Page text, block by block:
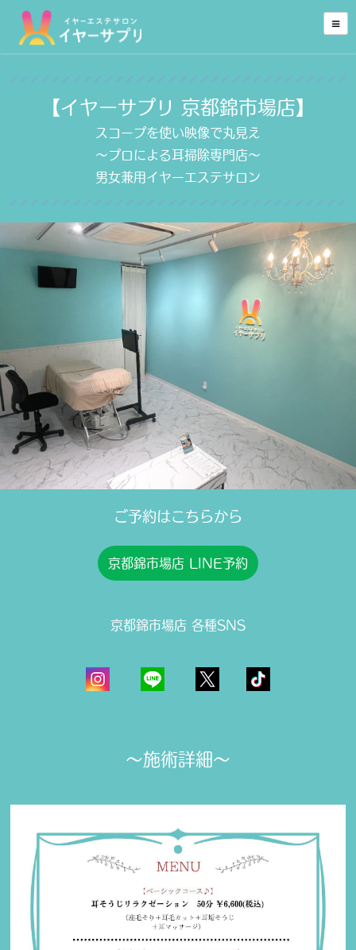
【イヤーサプリ 京都錦市場店】
スコープを使い映像で丸見え
～プロによる耳掃除専門店～
男女兼用イヤーエステサロン
ご予約はこちらから
京都錦市場店 LINE予約
京都錦市場店 各種SNS
〜施術詳細〜